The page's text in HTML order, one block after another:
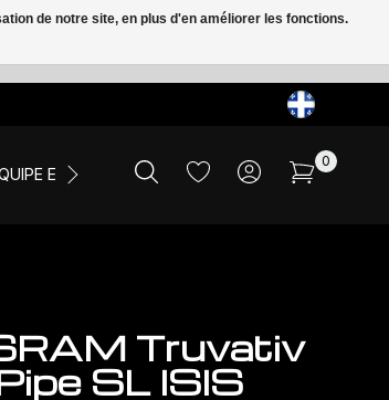
ET ÉVÉNEMENTS LIQUIDATION
0
Truvativ
SL ISIS
de notre site, en plus d'en améliorer les fonctions.